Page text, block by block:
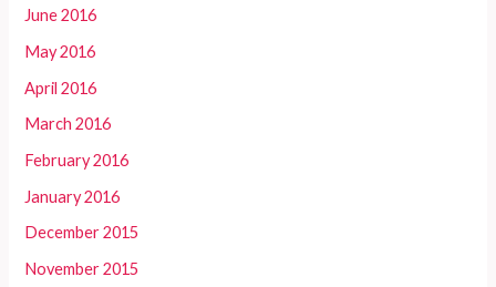
June 2016
May 2016
April 2016
March 2016
February 2016
January 2016
December 2015
November 2015